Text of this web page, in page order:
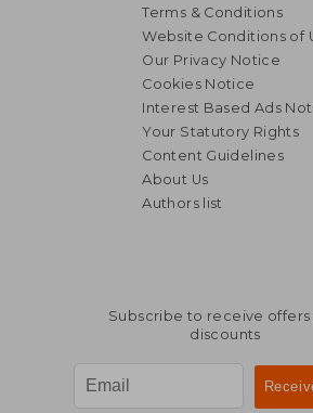
Terms & Conditions
Website Conditions of
Our Privacy Notice
Cookies Notice
Interest Based Ads
Your Statutory Rights
Content Guidelines
About Us
Authors list
Subscribe to receive offers
discounts